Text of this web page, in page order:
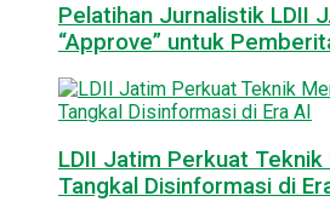
Pelatihan Jurnalistik LDII
“Approve” untuk
LDII Jatim Perkuat Teknik
Tangkal Disinformasi di